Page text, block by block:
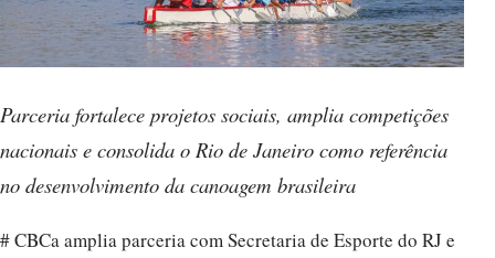
Parceria fortalece projetos sociais, amplia competições
nacionais e consolida o Rio de Janeiro como referência
no desenvolvimento da canoagem brasileira
# CBCa amplia parceria com Secretaria de Esporte do RJ e